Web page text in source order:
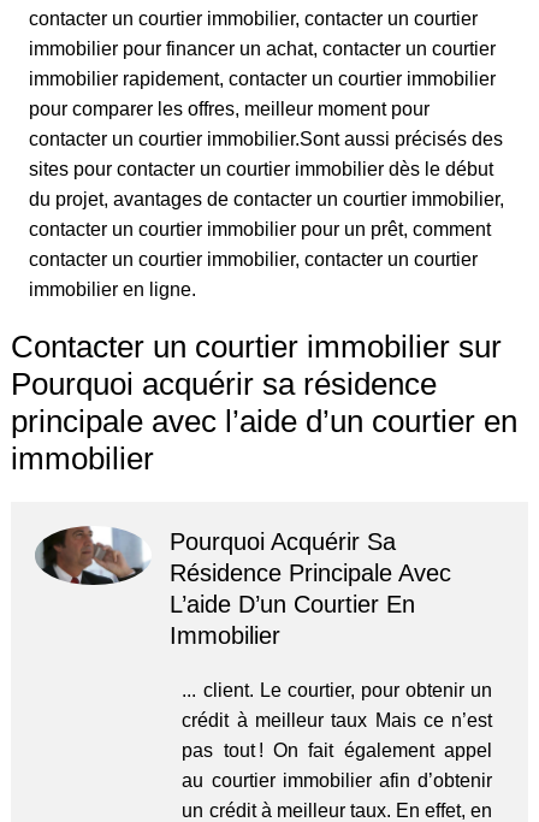
contacter un courtier immobilier, contacter un courtier
immobilier pour financer un achat, contacter un courtier
immobilier rapidement, contacter un courtier immobilier
pour comparer les offres, meilleur moment pour
contacter un courtier immobilier.Sont aussi précisés des
sites pour contacter un courtier immobilier dès le début
du projet, avantages de contacter un courtier immobilier,
contacter un courtier immobilier pour un prêt, comment
contacter un courtier immobilier, contacter un courtier
immobilier en ligne.
Contacter un courtier immobilier sur
Pourquoi acquérir sa résidence
principale avec l’aide d’un courtier en
immobilier
Pourquoi Acquérir Sa
Résidence Principale Avec
L’aide D’un Courtier En
Immobilier
... client. Le courtier, pour obtenir un
crédit à meilleur taux Mais ce n’est
pas tout ! On fait également appel
au courtier immobilier afin d’obtenir
un crédit à meilleur taux. En effet, en